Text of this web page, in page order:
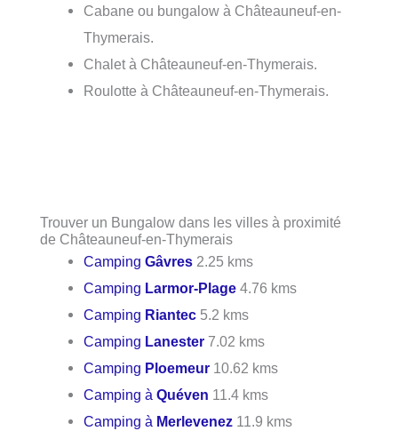
Cabane ou bungalow à Châteauneuf-en-
Thymerais.
Chalet à Châteauneuf-en-Thymerais.
Roulotte à Châteauneuf-en-Thymerais.
Trouver un Bungalow dans les villes à proximité
de Châteauneuf-en-Thymerais
CampingGâvres 2.25 kms
Camping Larmor-Plage 4.76 kms
Camping Riantec 5.2 kms
Camping Lanester 7.02 kms
Camping Ploemeur 10.62 kms
Camping àQuéven 11.4 kms
Camping à Merlevenez 11.9 kms